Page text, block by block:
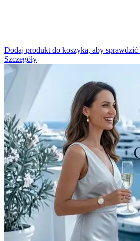
Dodaj produkt do koszyka, aby
Szczegóły